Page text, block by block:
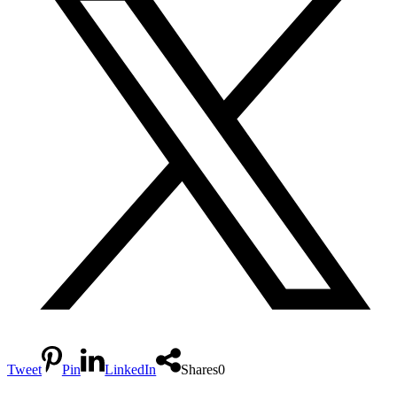
Tweet Pin LinkedIn Shares0